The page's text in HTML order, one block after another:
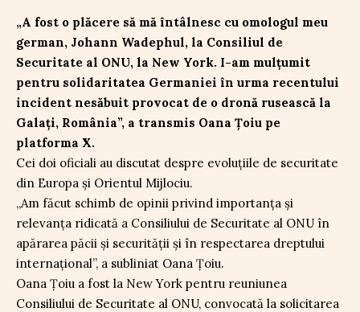
„A fost o plăcere să mă întâlnesc cu omologul meu
german, Johann Wadephul, la Consiliul de
Securitate al ONU, la New York. I-am mulțumit
pentru solidaritatea Germaniei în urma recentului
incident nesăbuit provocat de o dronă rusească la
Galați, România”, a transmis Oana Țoiu pe
platforma X.
Cei doi oficiali au discutat despre evoluțiile de securitate
din Europa și Orientul Mijlociu.
„Am făcut schimb de opinii privind importanța și
relevanța ridicată a Consiliului de Securitate al ONU în
apărarea păcii și securității și în respectarea dreptului
internațional”, a subliniat Oana Țoiu.
Oana Țoiu a fost la New York pentru reuniunea
Consiliului de Securitate al ONU, convocată la solicitarea